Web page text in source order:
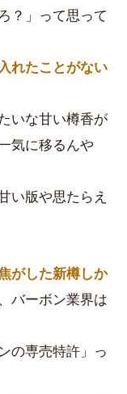
？」って思って
れたことがない
いな甘い樽香が
気に移るんや
い版や思たらえ
がした新樽しか
バーボン業界は
の専売特許」っ